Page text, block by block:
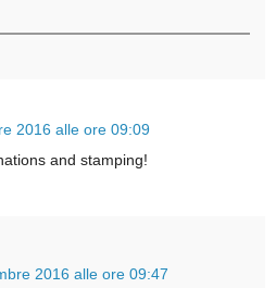
2016 alle ore 09:09
and stamping!
2016 alle ore 09:47